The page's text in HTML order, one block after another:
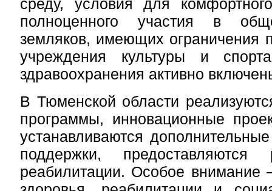
среду, условия для
полноценного участия в
земляков, имеющих ограничения
учреждения культуры и
здравоохранения активно
В Тюменской области
программы, инновационные
устанавливаются
поддержки,
реабилитации. Особое внимание